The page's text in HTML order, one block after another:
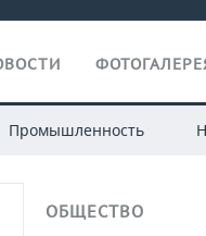
Промышленность
ОБЩЕСТВО